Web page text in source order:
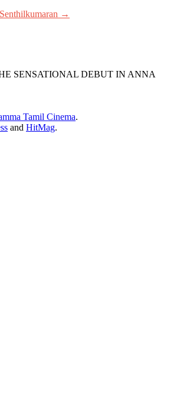
→
SENSATIONAL DEBUT IN ANNA
Tamil Cinema.
and HitMag.